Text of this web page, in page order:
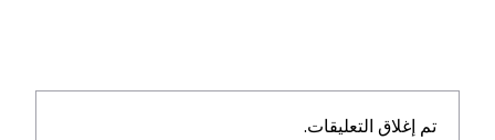
تم إغلاق التعليقات.